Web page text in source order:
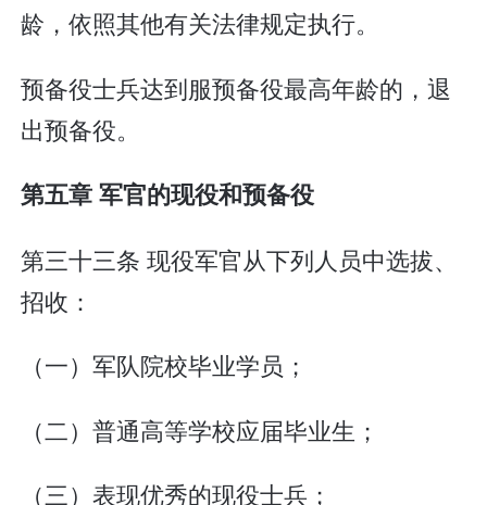
龄，依照其他有关法律规定执行。
预备役士兵达到服预备役最高年龄的，退
出预备役。
第五章 军官的现役和预备役
第三十三条 现役军官从下列人员中选拔、
招收：
（一）军队院校毕业学员；
（二）普通高等学校应届毕业生；
（三）表现优秀的现役士兵；